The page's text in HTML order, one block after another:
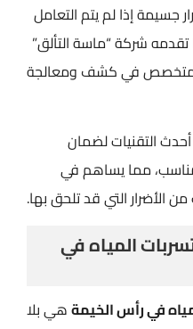
جسيمة إذا لم يتم التعامل
شركة “ماسة التألق”
متخصص في كشف ومعالجة
التقنيات لضمان
مما يساهم في
الأضرار التي قد تلحق بها.
المياه في
في رأس الخيمةهي بلا